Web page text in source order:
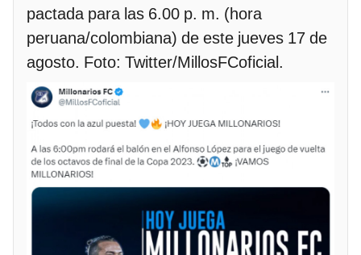
pactada para las 6.00 p. m. (hora
peruana/colombiana) de este jueves 17 de
agosto. Foto: Twitter/MillosFCoficial.